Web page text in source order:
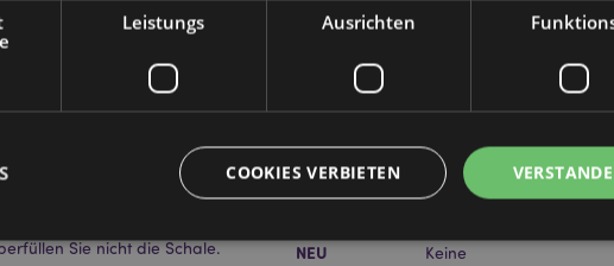
wird. Verwenden Sie ein
Sie nicht die Schale.
Information
Abmessungen
EAN-Nummer
Kartonmenge 120
Gewicht (kg) 0.204000
IM SALE Keine
NEU Keine
Leistungs Ausrichten
COOKIES VERBIETEN